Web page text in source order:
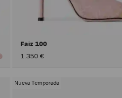
Faiz 100
1.350 €
Nueva Temporada